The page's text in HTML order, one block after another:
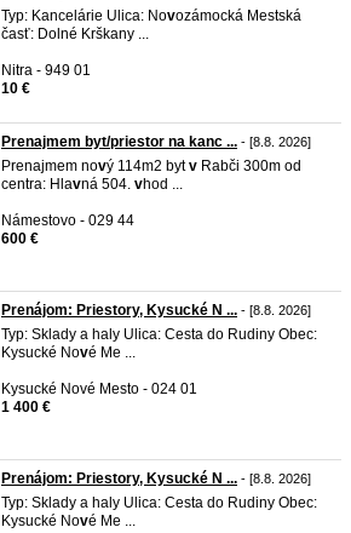
Typ: Kancelárie Ulica: Novozámocká Mestská
časť: Dolné Krškany ...
Nitra - 949 01
10 €
Prenajmem byt/priestor na kanc ... - [8.8. 2026]
Prenajmem nový 114m2 bytv Rabči 300m od
centra: Hlavná 504. vhod ...
Námestovo - 029 44
600 €
Prenájom: Priestory, Kysucké N ... - [8.8. 2026]
Typ: Sklady a haly Ulica: Cesta do Rudiny Obec:
Kysucké Nové Me ...
Kysucké Nové Mesto - 024 01
1 400 €
Prenájom: Priestory, Kysucké N ... - [8.8. 2026]
Typ: Sklady a haly Ulica: Cesta do Rudiny Obec:
Kysucké Nové Me ...